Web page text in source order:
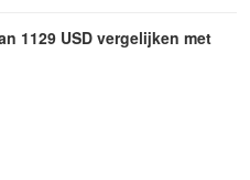
1129 USD vergelijken met